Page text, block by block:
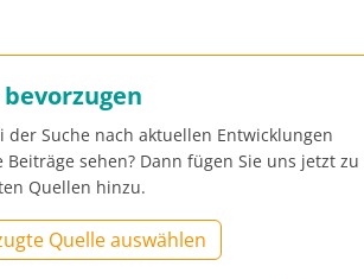
bevorzugen
der Suche nach aktuellen Entwicklungen
sehen? Dann fügen Sie uns jetzt zu
Quellen hinzu.
Quelle auswählen